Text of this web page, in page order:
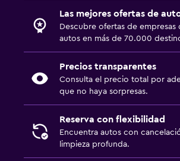
Las mejores ofertas de
Descubre ofertas de
autos en más de 70.000
Precios transparentes
Consulta el precio total por
que no haya sorpresas.
Reserva con flexibilidad
Encuentra autos con
limpieza profunda.